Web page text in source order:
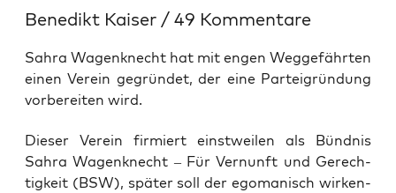
Benedikt Kaiser / 49 Kommentare
Sahra Wagenknecht hat mit engen Weggefährten
einen Verein gegründet, der eine Parteigründung
vorbereiten wird.
Die­ser Ver­ein fir­miert einst­wei­len als Bünd­nis
Sahra Wagen­knecht – Für Ver­nunft und Gerech­
tig­keit (BSW), spä­ter soll der ego­ma­nisch wir­ken­